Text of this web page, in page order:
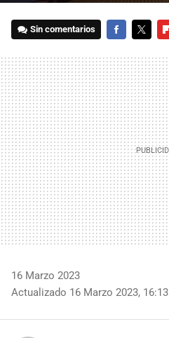
Sin comentarios
16 Marzo 2023
Actualizado 16 Marzo 2023, 16:13